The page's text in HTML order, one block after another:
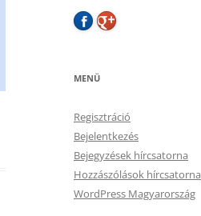
MENÜ
Regisztráció
Bejelentkezés
Bejegyzések hírcsatorna
Hozzászólások hírcsatorna
WordPress Magyarország